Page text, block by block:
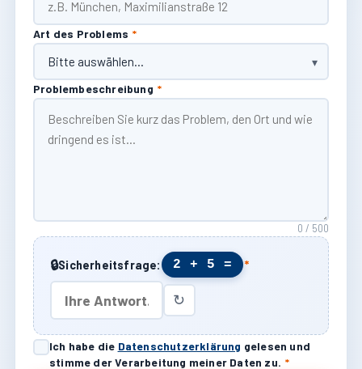
Art des Problems *
Problembeschreibung *
0 / 500
🔒Sicherheitsfrage: 2 + 5 = *
↻
Ich habe die Datenschutzerklärung gelesen und
stimme der Verarbeitung meiner Daten zu. *